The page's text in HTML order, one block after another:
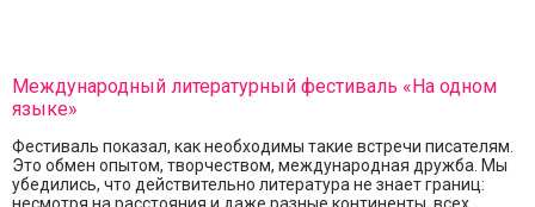
Международный литературный фестиваль «На одном
языке»
Фестиваль показал, как необходимы такие встречи писателям.
Это обмен опытом, творчеством, международная дружба. Мы
убедились, что действительно литература не знает границ: